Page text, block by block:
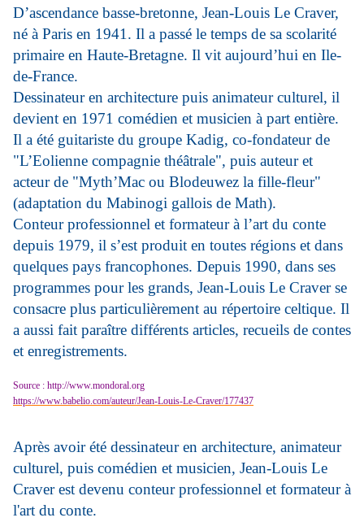
D’ascendance basse-bretonne, Jean-Louis Le Craver,
né à Paris en 1941. Il a passé le temps de sa scolarité
primaire en Haute-Bretagne. Il vit aujourd’hui en Ile-
de-France.
Dessinateur en architecture puis animateur culturel, il
devient en 1971 comédien et musicien à part entière.
Il a été guitariste du groupe Kadig, co-fondateur de
"L’Eolienne compagnie théâtrale", puis auteur et
acteur de "Myth’Mac ou Blodeuwez la fille-fleur"
(adaptation du Mabinogi gallois de Math).
Conteur professionnel et formateur à l’art du conte
depuis 1979, il s’est produit en toutes régions et dans
quelques pays francophones. Depuis 1990, dans ses
programmes pour les grands, Jean-Louis Le Craver se
consacre plus particulièrement au répertoire celtique. Il
a aussi fait paraître différents articles, recueils de contes
et enregistrements.
Source : http://www.mondoral.org
https://www.babelio.com/auteur/Jean-Louis-Le-Craver/177437
Après avoir été dessinateur en architecture, animateur
culturel, puis comédien et musicien, Jean-Louis Le
Craver est devenu conteur professionnel et formateur à
l'art du conte.